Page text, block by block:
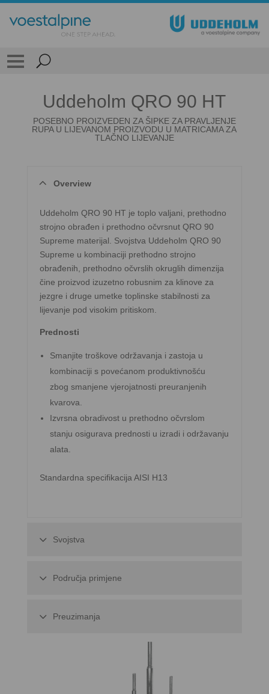
Uddeholm QRO 90 HT
POSEBNO PROIZVEDEN ZA ŠIPKE ZA PRAVLJENJE
RUPA U LIJEVANOM PROIZVODU U MATRICAMA ZA
TLAČNO LIJEVANJE
Overview
Uddeholm QRO 90 HT je toplo valjani, prethodno
strojno obrađen i prethodno očvrsnut QRO 90
Supreme materijal. Svojstva Uddeholm QRO 90
Supreme u kombinaciji prethodno strojno
obrađenih, prethodno očvrslih okruglih dimenzija
čine proizvod izuzetno robusnim za klinove za
jezgre i druge umetke toplinske stabilnosti za
lijevanje pod visokim pritiskom.
Prednosti
Smanjite troškove održavanja i zastoja u
kombinaciji s povećanom produktivnošću
zbog smanjene vjerojatnosti preuranjenih
kvarova.
Izvrsna obradivost u prethodno očvrslom
stanju osigurava prednosti u izradi i održavanju
alata.
Standardna specifikacija AISI H13
Svojstva
Područja primjene
Preuzimanja